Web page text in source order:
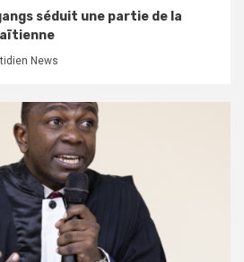
séduit une partie de la
News